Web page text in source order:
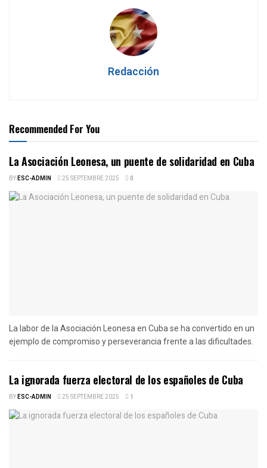
Redacción
Recommended For You
La Asociación Leonesa, un puente de solidaridad en Cuba
BYESC-ADMIN 25 SEPTEMBRE 2025 0
La labor de la Asociación Leonesa en Cuba se ha convertido en un
ejemplo de compromiso y perseverancia frente a las dificultades.
La ignorada fuerza electoral de los españoles de Cuba
BYESC-ADMIN 25 SEPTEMBRE 2025 1